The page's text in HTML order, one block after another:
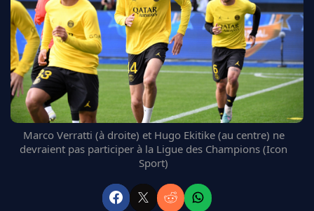
REAL MADRID
FC BARCELONE
MANCHESTER UNITED
CHELSEA
ARSENAL
BAYERN
L'AVIS DE LA RÉDAC'
Marco Verratti (à droite) et Hugo Ekitike (au centre) ne
devraient pas participer à la Ligue des Champions (Icon
Sport)